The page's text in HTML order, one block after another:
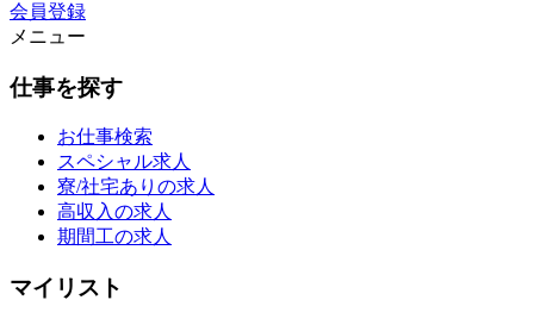
会員登録
メニュー
仕事を探す
お仕事検索
スペシャル求人
寮/社宅ありの求人
高収入の求人
期間工の求人
マイリスト